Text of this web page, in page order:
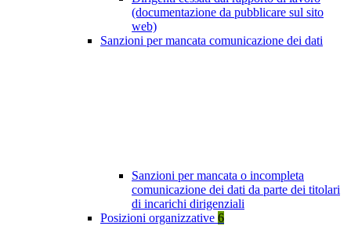
(documentazione da pubblicare sul sito
web)
Sanzioni per mancata comunicazione dei dati
Sanzioni per mancata o incompleta
comunicazione dei dati da parte dei titolari
di incarichi dirigenziali
Posizioni organizzative 6